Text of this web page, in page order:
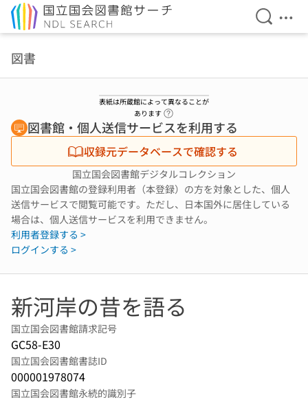
検索を
メ
図書
表紙は所蔵館によって異なることが
あります
図書館・個人送信サービスを利用する
収録元データベースで確認する
国立国会図書館デジタルコレクション
国立国会図書館の登録利用者（本登録）の方を対象とした、個人
送信サービスで閲覧可能です。ただし、日本国外に居住している
場合は、個人送信サービスを利用できません。
利用者登録する >
ログインする >
新河岸の昔を語る
国立国会図書館請求記号
GC58-E30
国立国会図書館書誌ID
000001978074
国立国会図書館永続的識別子